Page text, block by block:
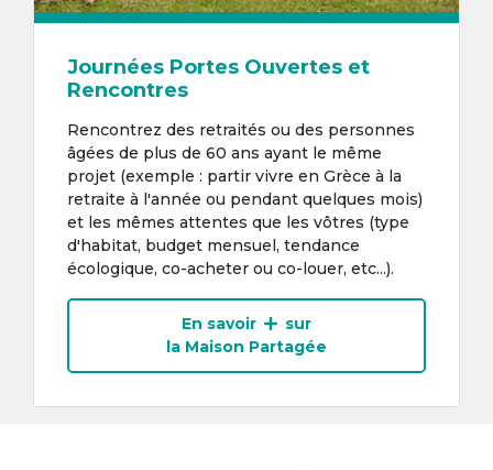
Journées Portes Ouvertes et
Rencontres
Rencontrez des retraités ou des personnes
âgées de plus de 60 ans ayant le même
projet (exemple : partir vivre en Grèce à la
retraite à l'année ou pendant quelques mois)
et les mêmes attentes que les vôtres (type
d'habitat, budget mensuel, tendance
écologique, co-acheter ou co-louer, etc...).
En savoir
sur
la Maison Partagée